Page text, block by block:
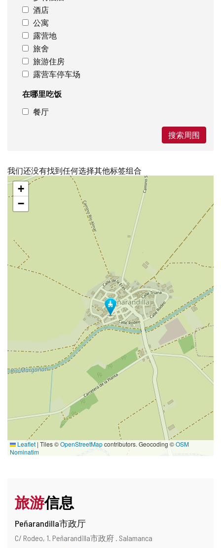
酒店
公寓
露营地
旅舍
旅游住房
露营车停车场
在哪里吃饭
餐厅
搜索周围
我们还没有找到任何选择其他标签组合
跳
地
图
+
−
Leaflet | Tiles ©OpenStreetMapcontributors. Geocoding ©OSM
Nominatim
旅游信息
Peñarandilla市政厅
地
邮
C/ Rodeo, 1. Peñarandilla市政府 . Salamanca